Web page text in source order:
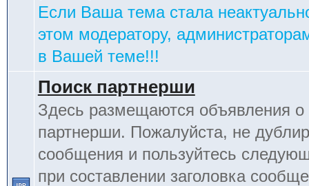
Если Ваша тема стала
этом модератору,
в Вашей теме!!!
Поиск партнерши
Здесь размещаются объявления о
партнерши. Пожалуйста, не
сообщения и пользуйтесь
при составлении заголовка